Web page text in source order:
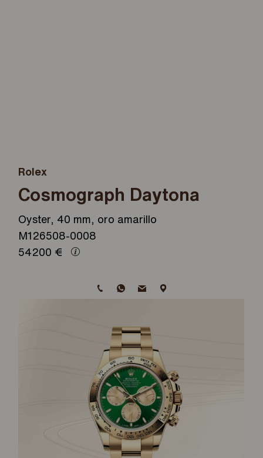
Rolex
Cosmograph Daytona
Oyster, 40 mm, oro amarillo
M126508-0008
54200 €